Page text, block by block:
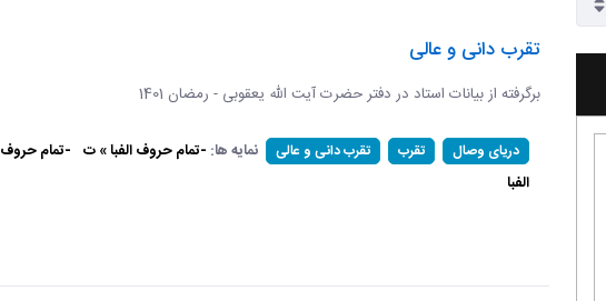
تقرب دانی و عالی
برگرفته از بیانات استاد در دفتر حضرت آیت الله یعقوبی - رمضان 1401
دریای وصال تقرب تقرب دانی و عالی نمایه ها: -تمام حروف الفبا » ت -تمام حروف
الفبا